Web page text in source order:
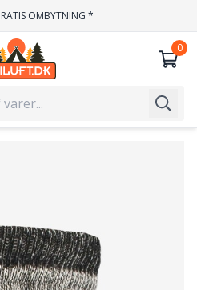
OMBYTNING *